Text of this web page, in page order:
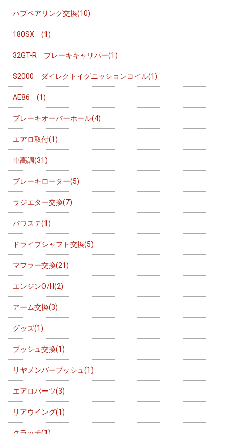
ハブベアリング交換(10)
180SX (1)
32GT-R ブレーキキャリパー(1)
S2000 ダイレクトイグニッションコイル(1)
AE86 (1)
ブレーキオーバーホール(4)
エアロ取付(1)
車高調(31)
ブレーキローター(5)
ラジエター交換(7)
パワステ(1)
ドライブシャフト交換(5)
マフラー交換(21)
エンジンO/H(2)
アーム交換(3)
グッズ(1)
ブッシュ交換(1)
リヤメンバーブッシュ(1)
エアロパーツ(3)
リアウイング(1)